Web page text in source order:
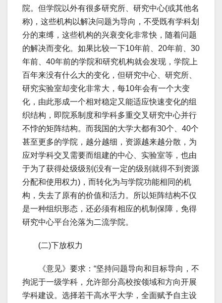
院。但学院以外有很多研究所、研究中心(或其他名
称)，这些机构以解决问题为导向，不受既有学科划
分的束缚，这些机构的兴衰变化非常快，随着问题
的解决而变化。如果比较一下10年前、20年前、30
年前、40年前的学院和研究机构就会发现，学院上
百年来没有什么大的变化，但研究中心、研究所、
研究实验室却变化非常大，每10年会有一个大变
化，由此形成一个相对稳定又能适应快速变化的组
织结构，即院系制度和学科多重交叉研究中心并行
不悖的矩阵结构。而我国的大学大都有30个、40个
甚至更多的学院，越分越细，资源越来越分散，为
应对学科交叉需要而组建的中心、实验室等，也由
于为了获得处级级别(没有一定的级别就得不到资源
分配和使用权力)，而转化为与学院功能相同的机
构，失去了原有的价值和活力。所以矩阵结构不仅
是一种组织形态，还必须有相应的机制保障，免得
研究中心平台沦落为二流学院。
(二)下放权力
《意见》要求：“坚持问题导向和目标导向，不
拘泥于一级学科，允许部分高校按领域和方向开展
学科建设。选择若干高水平大学，全面赋予自主设